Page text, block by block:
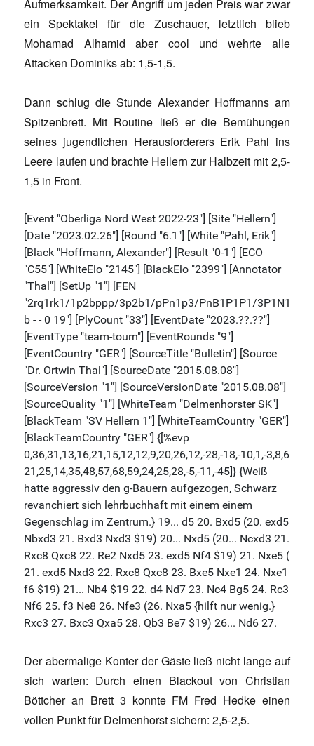
Aufmerksamkeit. Der Angriff um jeden Preis war zwar
ein Spektakel für die Zuschauer, letztlich blieb
Mohamad Alhamid aber cool und wehrte alle
Attacken Dominiks ab: 1,5-1,5.
Dann schlug die Stunde Alexander Hoffmanns am
Spitzenbrett. Mit Routine ließ er die Bemühungen
seines jugendlichen Herausforderers Erik Pahl ins
Leere laufen und brachte Hellern zur Halbzeit mit 2,5-
1,5 in Front.
Der abermalige Konter der Gäste ließ nicht lange auf
sich warten: Durch einen Blackout von Christian
Böttcher an Brett 3 konnte FM Fred Hedke einen
vollen Punkt für Delmenhorst sichern: 2,5-2,5.